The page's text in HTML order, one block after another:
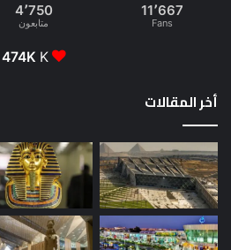
11٬667
Fans
4٬750
متابعون
474K K
أخر المقالات